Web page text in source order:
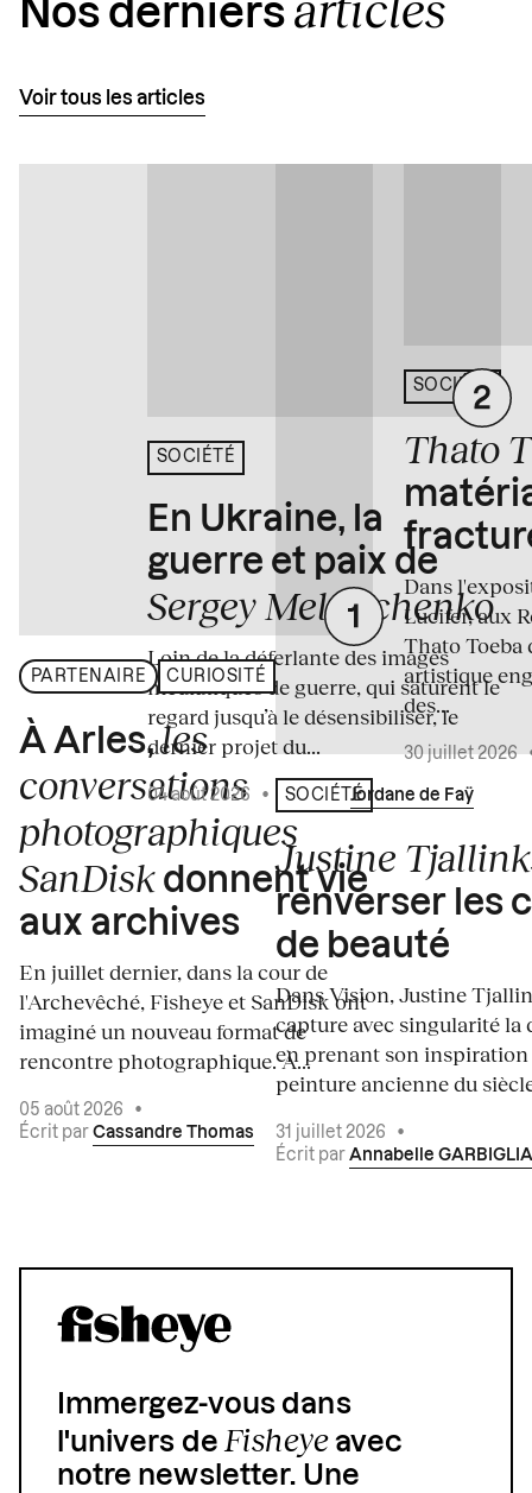
Nos derniers
Voir tous les articles
PARTENAIRE CURIOSITÉ
À Arles,les
conversations
photographiques
SanDisk donnent vie
aux archives
En juillet dernier, dans la cour de
l'Archevêché, Fisheye et SanDisk ont
imaginé un nouveau format de
rencontre photographique. À...
05 août 2026
•
Écrit par Cassandre Thomas
SOCIÉTÉ
En Ukraine, la
guerre et paix de
Sergey Melnitchenko
Loin de la déferlante des images
médiatiques de guerre, qui saturent le
regard jusqu’à le désensibiliser, le
dernier projet du...
04 août 2026 • Écrit par Jordane de Faÿ
SOCIÉTÉ
Justine
renverser les
de beauté
Dans Vision, Justine
capture avec singularité la
en prenant son inspiration
peinture ancienne du
31 juillet 2026
•
Écrit par Annabelle GARBIGLIA
SOCIÉTÉ
Thato
Dans
Lucifer, aux
Thato Toeba
artistique
des...
30 juillet 2026
Immergez-vous dans
l'univers de Fisheyeavec
notre newsletter. Une